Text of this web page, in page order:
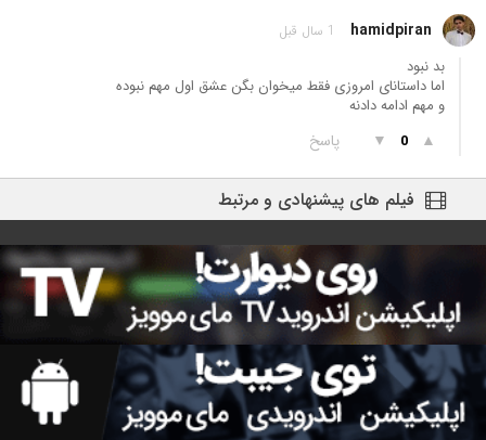
hamidpiran 1 سال قبل
بد نبود
اما داستانای امروزی فقط میخوان بگن عشق اول مهم نبوده
و مهم ادامه دادنه
▲
0
▼ پاسخ
فیلم های پیشنهادی و مرتبط